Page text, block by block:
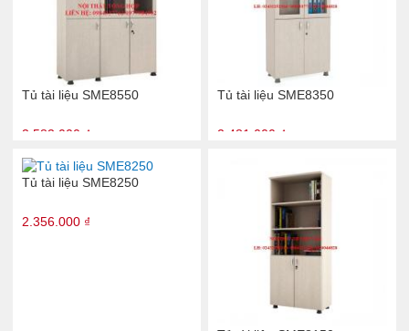
Tủ tài liệu SME8550
3.583.000 ₫
Tủ tài liệu SME8350
2.481.000 ₫
Tủ tài liệu SME8250
2.356.000 ₫